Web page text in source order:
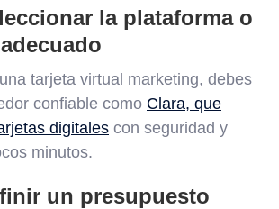
la plataforma o
tarjeta virtual marketing, debes
confiable como Clara, que
digitales con seguridad y
minutos.
un presupuesto